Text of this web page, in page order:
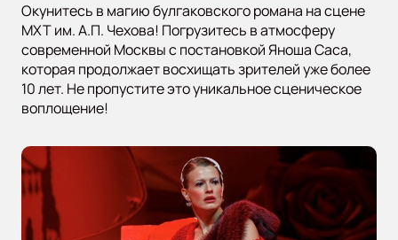
Окунитесь в магию булгаковского романа на сцене
МХТ им. А.П. Чехова! Погрузитесь в атмосферу
современной Москвы с постановкой Яноша Саса,
которая продолжает восхищать зрителей уже более
10 лет. Не пропустите это уникальное сценическое
воплощение!